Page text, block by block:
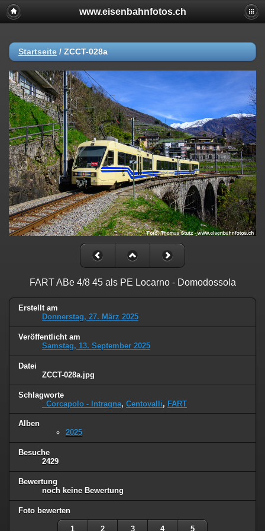
www.eisenbahnfotos.ch
Startseite / ZCCT-028a
FART ABe 4/8 45 als PE Locarno - Domodossola
Erstellt am
Donnerstag, 27. März 2025
Veröffentlicht am
Samstag, 13. September 2025
Datei
ZCCT-028a.jpg
Schlagworte
_Corcapolo - Intragna, Centovalli, FART
Alben
2025
Besuche
2429
Bewertung
noch keine Bewertung
Foto bewerten
1 2 3 4 5